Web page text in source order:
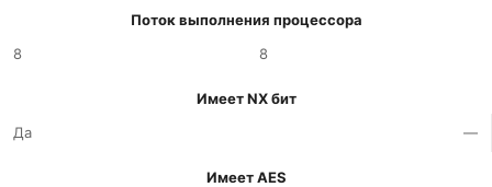
Поток выполнения процессора
8
8
Имеет NX бит
Да
—
Имеет AES